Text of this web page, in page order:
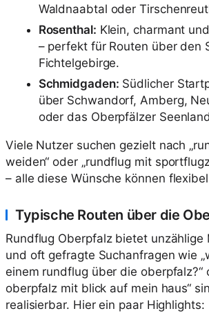
Waldnaabtal oder
Rosenthal: Klein, charmant
– perfekt für Routen über den
Fichtelgebirge.
Schmidgaden: Südlicher
über Schwandorf, Amberg,
oder das Oberpfälzer
Viele Nutzer suchen gezielt nach
weiden“ oder „rundflug mit
– alle diese Wünsche können
Typische Routen über die
Rundflug Oberpfalz bietet unzählige
und oft gefragte Suchanfragen wie
einem rundflug über die oberpfalz?“
oberpfalz mit blick auf mein haus“
realisierbar. Hier ein paar Highlights: